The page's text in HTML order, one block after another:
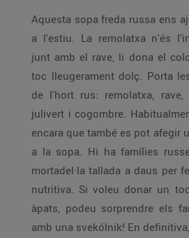
Aquesta sopa freda russa ens
a l'estiu. La remolatxa n'és
junt amb el rave, li dona el
toc lleugerament dolç. Porta
de l'hort rus: remolatxa, rave,
julivert i cogombre.
encara que també es pot afegir
a la sopa. Hi ha famílies
mortadel·la tallada a daus per
nutritiva. Si voleu donar un
àpats, podeu sorprendre els
amb una svekólnik! En